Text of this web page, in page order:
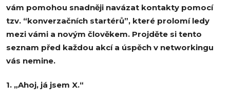
vám pomohou snadněji navázat kontakty pomocí
tzv. “konverzačních startérů”, které prolomí ledy
mezi vámi a novým člověkem. Projděte si tento
seznam před každou akcí a úspěch v networkingu
vás nemine.
1. „Ahoj, já jsem X.“